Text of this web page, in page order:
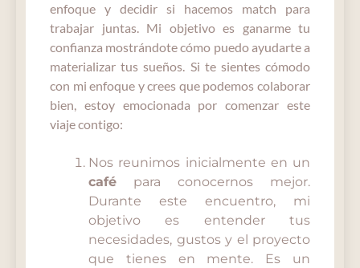
enfoque y decidir si hacemos match para
trabajar juntas. Mi objetivo es ganarme tu
confianza mostrándote cómo puedo ayudarte a
materializar tus sueños. Si te sientes cómodo
con mi enfoque y crees que podemos colaborar
bien, estoy emocionada por comenzar este
viaje contigo:
Nos reunimos inicialmente en un
café para conocernos mejor.
Durante este encuentro, mi
objetivo es entender tus
necesidades, gustos y el proyecto
que tienes en mente. Es un